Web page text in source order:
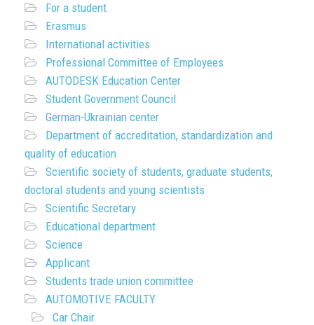
For a student
Erasmus
International activities
Professional Committee of Employees
AUTODESK Education Center
Student Government Council
German-Ukrainian center
Department of accreditation, standardization and
quality of education
Scientific society of students, graduate students,
doctoral students and young scientists
Scientific Secretary
Educational department
Science
Applicant
Students trade union committee
AUTOMOTIVE FACULTY
Car Chair